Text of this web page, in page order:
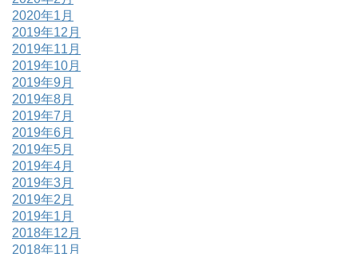
2020年1月
2019年12月
2019年11月
2019年10月
2019年9月
2019年8月
2019年7月
2019年6月
2019年5月
2019年4月
2019年3月
2019年2月
2019年1月
2018年12月
2018年11月